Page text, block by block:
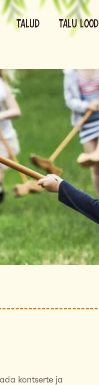
Talud Talu lood
kontserte ja